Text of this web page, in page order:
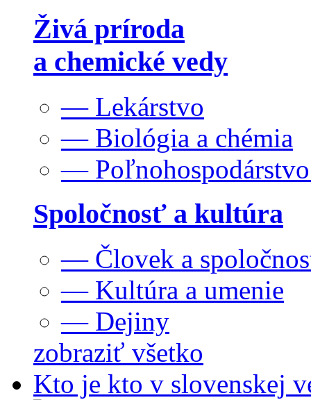
Živá príroda
a chemické vedy
— Lekárstvo
— Biológia a chémia
—
Spoločnosť a kultúra
— Človek a
— Kultúra a umenie
— Dejiny
zobraziť všetko
Kto je kto v slovenskej